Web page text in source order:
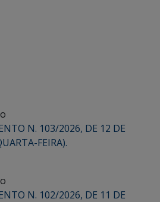
N. 103/2026, DE 12 DE
FEIRA).
N. 102/2026, DE 11 DE